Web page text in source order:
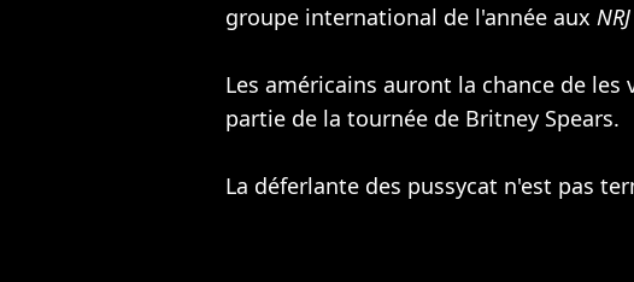
groupe international de l'année aux
Les américains auront la chance de les
partie de la tournée de Britney Spears.
La déferlante des pussycat n'est pas